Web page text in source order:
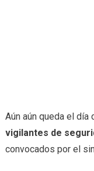
Aún aún queda el día
vigilantes de
convocados por el